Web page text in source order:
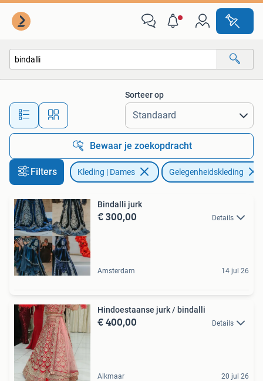
Alle afstanden…
Sorteer op
Bewaar je zoekopdracht
Filters Kleding | Dames Gelegenheidskleding
Bindalli jurk
€ 300,00 Details
Amsterdam 14 jul 26
Hindoestaanse jurk / bindalli
€ 400,00 Details
Alkmaar 20 jul 26